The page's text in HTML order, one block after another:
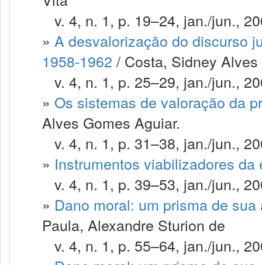
v. 4, n. 1, p. 19–24, jan./jun.,
» A desvalorização do discurso
1958-1962 / Costa, Sidney Alves
v. 4, n. 1, p. 25–29, jan./jun.,
» Os sistemas de valoração da
Alves Gomes Aguiar.
v. 4, n. 1, p. 31–38, jan./jun.,
» Instrumentos viabilizadores
v. 4, n. 1, p. 39–53, jan./jun.,
» Dano moral: um prisma de
Paula, Alexandre Sturion de
v. 4, n. 1, p. 55–64, jan./jun.,